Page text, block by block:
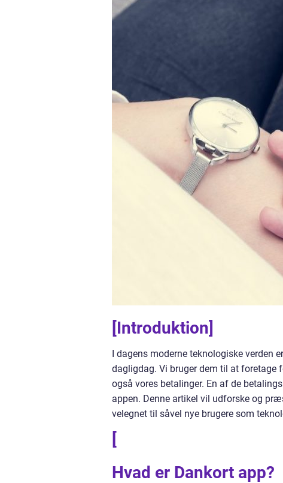
[Introduktion]
I dagens moderne teknologiske verden
dagligdag. Vi bruger dem til at foretage
også vores betalinger. En af de
appen. Denne artikel vil udforske og
velegnet til såvel nye brugere som
[
Hvad er Dankort app?